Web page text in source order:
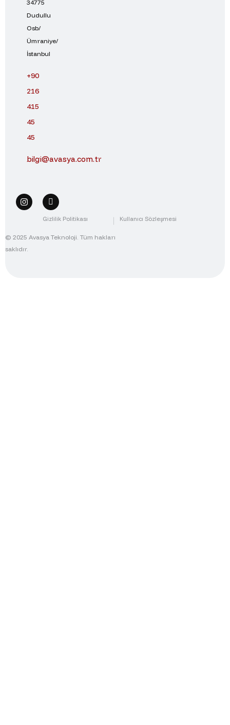
34775
Dudullu
Osb/
Ümraniye/
İstanbul
+90
216
415
45
45
bilgi@avasya.com.tr
Gizlilik Politikası Kullanıcı Sözleşmesi
© 2025 Avasya Teknoloji. Tüm hakları
saklıdır.